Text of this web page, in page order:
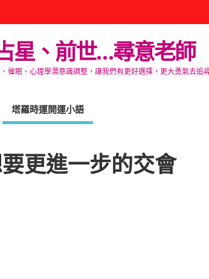
星、前世…尋意老師
催眠、心理學潛意識調整，讓我們有更好選擇，更大勇氣去
塔羅時運開運小語
更進一步的交會